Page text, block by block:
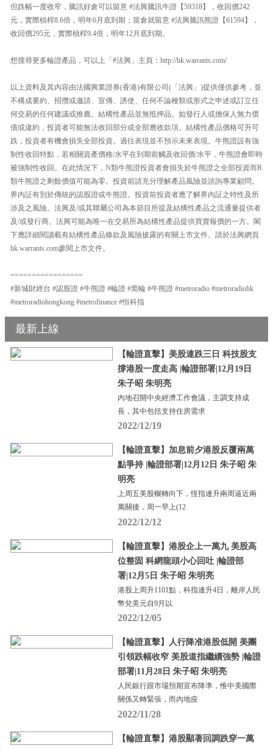
但跌幅一度收窄，騰訊好倉可以留意 #法興騰訊牛證【59318】，收回價242
元，實際槓桿8.6倍，明年6月底到期；當倉就留意 #法興騰訊熊證【61594】，
收回價295元，實際槓桿9.4倍，明年12月底到期。
想搜尋更多輪證產品，可以上「#法興」主頁：http://hk.warrants.com/
以上資料及其內容由法國興業證券(香港)有限公司(「法興」)提供僅供參考，並
不構成要約、招攬或邀請、宣傳、誘使、任何不論種類或形式之申述或訂立任
何交易的任何建議或推薦。結構性產品並無抵押品。如發行人或擔保人無力償
債或違約，投資者可能無法收回部分或全部應收款項。結構性產品價格可升可
跌，投資者有機會損失全部投資。過往表現並不預示未來表現。牛熊證設有強
制性收回特點，若相關資產價格/水平在到期前觸及收回價/水平，牛熊證會即時
被強制性收回。在此情況下，N類牛熊證投資者會損失於牛熊證之全部投資而R
類牛熊證之剩餘價值可能為零。投資前請充分理解產品風險並諮詢專業顧問。
界內証有別於傳統的認股證或牛熊證。投資前投資者應了解界內証之特性及所
涉及之風險。法興及/或其聯屬公司為本節目所提及結構性產品之流通量提供者
及/或發行商。法興可能為唯一在交易所為結構性產品提供買賣報價的一方。閣
下應詳細閱讀載有結構性產品條款及風險披露的有關上市文件。請於法興網頁
hk.warrants.com參閱上市文件。
=================
#新城財經台 #認股證 #牛熊證 #輪證 #窩輪 #牛熊證 #metroradio #metroradiohk
#metroradiohongkong #metrofinance #恒科指
最新上線
【輪證直擊】美股連跌三日 科技股支
撐港股一度走高 |輪證部署|12月19日
朱子昭 朱明亮
內地召開中央經濟工作會議，主調支持成
長，其中包括支持住房需求
2022/12/19
【輪證直擊】加息前夕港股反覆兩萬
點爭持 |輪證部署|12月12日 朱子昭 朱
明亮
上周五美股輾轉向下，恆指連升兩周逼近兩
萬關後，周一早上(12
2022/12/12
【輪證直擊】港股企上一萬九 美股高
位整固 科網龍頭小心回吐 |輪證部
署|12月5日 朱子昭 朱明亮
港股上周升1101點，科指連升4日，離岸人民
幣兌美元自9月以
2022/12/05
【輪證直擊】人行降准港股低開 美團
引領跌幅收窄 美股道指繼續強勢 |輪證
部署|11月28日 朱子昭 朱明亮
人民銀行跟市場預期宣布降準，惟中美國際
關係又轉緊張，而內地疫
2022/11/28
【輪證直擊】港股顯著回調跌穿一萬